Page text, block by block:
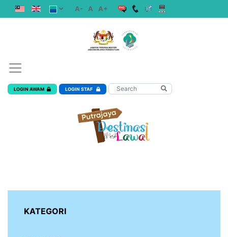
A- A A+
LOGIN AWAM LOGIN STAF
KATEGORI